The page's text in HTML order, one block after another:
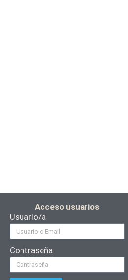
Acceso usuarios
Usuario/a
Contraseña